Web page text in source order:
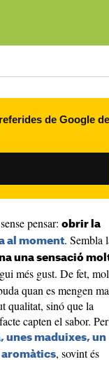
de Google de
pensar: obrir la
al moment. Sembla
una sensació
més gust. De fet,
quan es mengen
qualitat, sinó que la
capten el sabor. Per
unes maduixes, un
aromàtics, sovint és